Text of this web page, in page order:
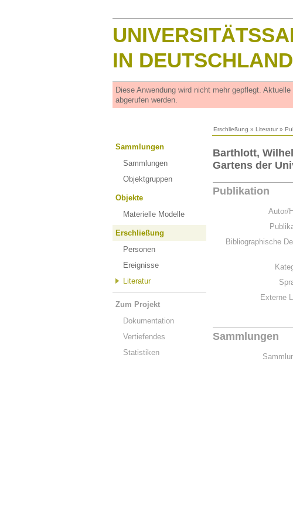
IN DEUTSCHLAND
Diese Anwendung wird nicht mehr gepflegt.
abgerufen werden.
Erschließung » Literatur »
Sammlungen
Sammlungen
Objektgruppen
Objekte
Materielle Modelle
Erschließung
Personen
Ereignisse
Literatur
Zum Projekt
Dokumentation
Vertiefendes
Statistiken
Barthlott,
Gartens der
Publikation
Autor/
Bibliographische
Externe
Sammlungen